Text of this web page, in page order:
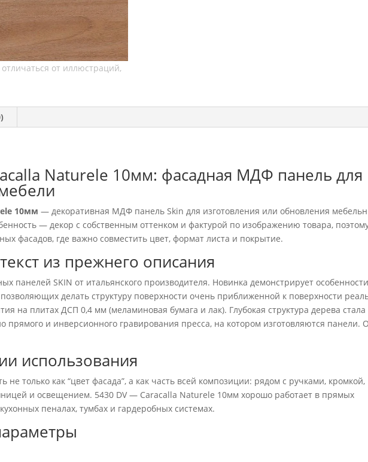
Naturele 10мм: фасадная МДФ панель для
10мм — декоративная МДФ панель Skin для изготовления или обновления
— декор с собственным оттенком и фактурой по изображению товара,
фасадов, где важно совместить цвет, формат листа и покрытие.
из прежнего описания
панелей SKIN от итальянского производителя. Новинка демонстрирует
делать структуру поверхности очень приближенной к поверхности
на плитах ДСП 0,4 мм (меламиновая бумага и лак). Глубокая структура дерева стала
прямого и инверсионного гравирования пресса, на котором изготовляются панели.
использования
не только как “цвет фасада”, а как часть всей композиции: рядом с ручками, кромкой,
и освещением. 5430 DV — Caracalla Naturele 10мм хорошо работает в прямых
пеналах, тумбах и гардеробных системах.